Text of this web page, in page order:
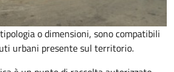
o dimensioni, sono compatibili
urbani presente sul territorio.